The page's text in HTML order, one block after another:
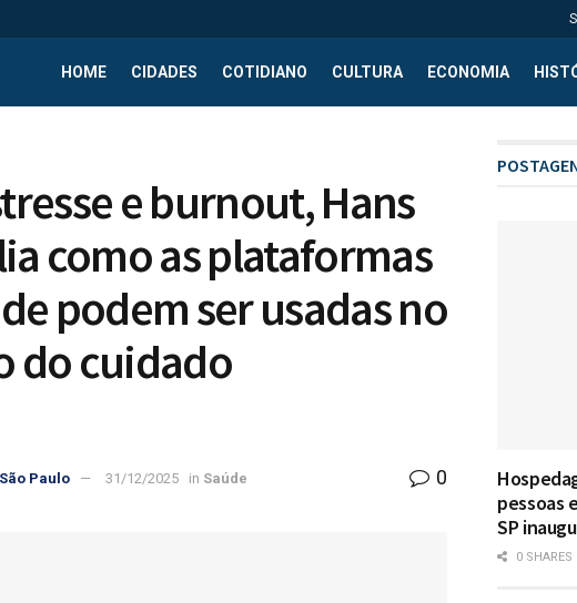
HOME CIDADES COTIDIANO CULTURA ECONOMIA
e burnout, Hans
como as plataformas
podem ser usadas no
do cuidado
Paulo 31/12/2025 in Saúde 0
pessoas
SP
0 SHARES